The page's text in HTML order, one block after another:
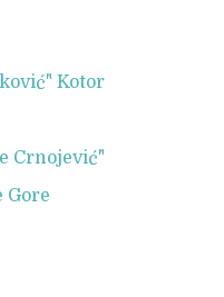
Kotor
Crnojević"
Gore